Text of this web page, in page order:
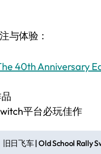
与体验：
40th Anniversary
平台必玩佳作
旧日飞车 | Old School Rally